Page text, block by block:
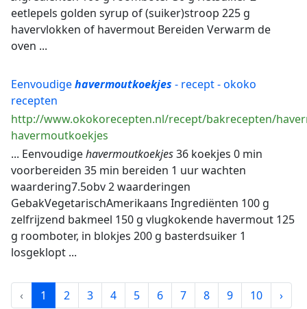
eetlepels golden syrup of (suiker)stroop 225 g
havervlokken of havermout Bereiden Verwarm de
oven ...
Eenvoudigehavermoutkoekjes - recept - okoko
recepten
http://www.okokorecepten.nl/recept/bakrecepten/
havermoutkoekjes
... Eenvoudigehavermoutkoekjes36 koekjes 0 min
voorbereiden 35 min bereiden 1 uur wachten
waardering7.5obv 2 waarderingen
GebakVegetarischAmerikaans Ingrediënten 100 g
zelfrijzend bakmeel 150 g vlugkokende havermout 125
g roomboter, in blokjes 200 g basterdsuiker 1
losgeklopt ...
‹ 1 2 3 4 5 6 7 8 9 10 ›